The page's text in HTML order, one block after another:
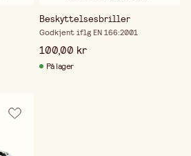
Beskyttelsesbriller
Godkjent iflg EN 166:2001
100,00 kr
På lager